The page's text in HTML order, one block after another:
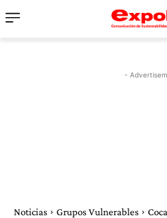
-
Noticias Grupos Vulnerables